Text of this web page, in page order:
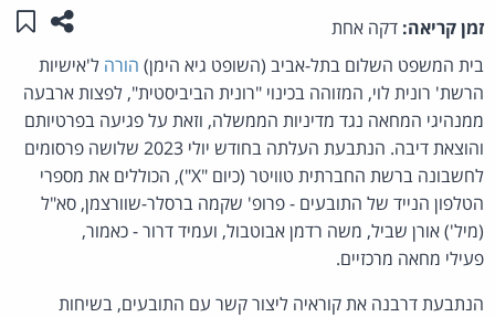
זמן קריאה: דקה אחת שתפו
בית המשפט השלום בתל-אביב (השופט גיא הימן) הורה ל'אישיות
הרשת' רונית לוי, המזוהה בכינוי "רונית הביביסטית", לפצות ארבעה
ממנהיגי המחאה נגד מדיניות הממשלה, וזאת על פגיעה בפרטיותם
והוצאת דיבה. הנתבעת העלתה בחודש יולי 2023 שלושה פרסומים
לחשבונה ברשת החברתית טוויטר (כיום "X"), הכוללים את מספרי
הטלפון הנייד של התובעים - פרופ' שקמה ברסלר-שוורצמן, סא"ל
(מיל') אורן שביל, משה רדמן אבוטבול, ועמיד דרור - כאמור,
פעילי מחאה מרכזיים.
הנתבעת דרבנה את קוראיה ליצור קשר עם התובעים, בשיחות